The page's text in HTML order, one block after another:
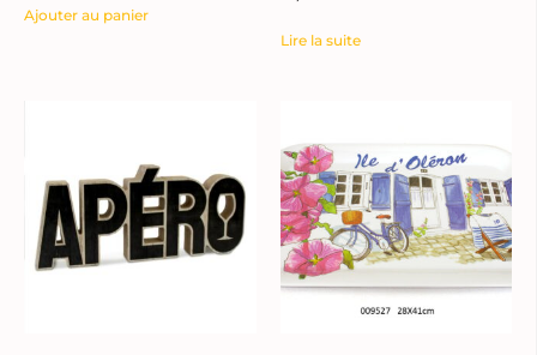
Ajouter au panier
Lire la suite